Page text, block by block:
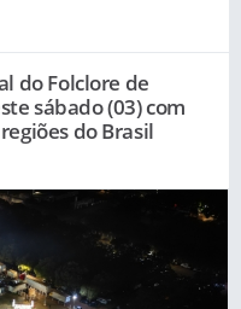
do Folclore de
sábado (03) com
do Brasil